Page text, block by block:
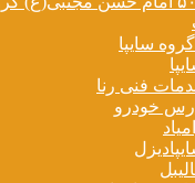
سایپا
فنی رنا
خودرو